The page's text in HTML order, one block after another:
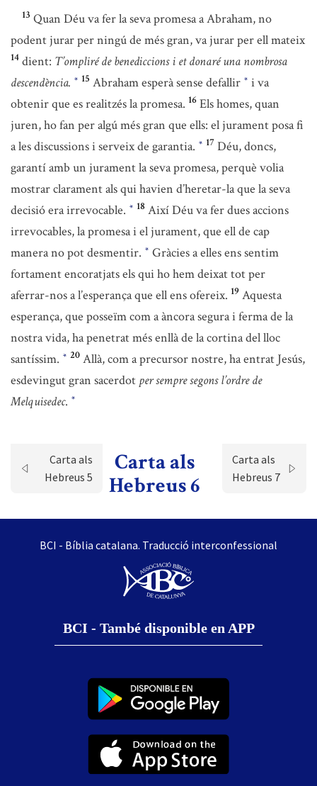
13 Quan Déu va fer la seva promesa a Abraham, no
podent jurar per ningú de més gran, va jurar per ell mateix
14 dient: T’ompliré de benediccions i et donaré una nombrosa
descendència. * 15 Abraham esperà sense defallir * i va
obtenir que es realitzés la promesa. 16 Els homes, quan
juren, ho fan per algú més gran que ells: el jurament posa fi
a les discussions i serveix de garantia. * 17 Déu, doncs,
garantí amb un jurament la seva promesa, perquè volia
mostrar clarament als qui havien d’heretar-la que la seva
decisió era irrevocable. * 18 Així Déu va fer dues accions
irrevocables, la promesa i el jurament, que ell de cap
manera no pot desmentir. * Gràcies a elles ens sentim
fortament encoratjats els qui ho hem deixat tot per
aferrar-nos a l’esperança que ell ens ofereix. 19 Aquesta
esperança, que posseïm com a àncora segura i ferma de la
nostra vida, ha penetrat més enllà de la cortina del lloc
santíssim. * 20 Allà, com a precursor nostre, ha entrat Jesús,
esdevingut gran sacerdot per sempre segons l’ordre de
Melquisedec. *
Carta als
Hebreus 5
Carta als
Hebreus 6
Carta als
Hebreus 7
BCI - Bíblia catalana. Traducció interconfessional
BCI - També disponible en APP